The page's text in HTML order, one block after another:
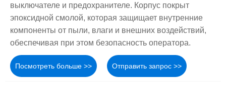
выключателе и предохранителе. Корпус покрыт
эпоксидной смолой, которая защищает внутренние
компоненты от пыли, влаги и внешних воздействий,
обеспечивая при этом безопасность оператора.
Посмотреть больше >> Отправить запрос >>